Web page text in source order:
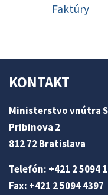
Faktúry
KONTAKT
Ministerstvo vnútra
Pribinova 2
812 72 Bratislava
Telefón: +421 2 5094
Fax: +421 2 5094 4397